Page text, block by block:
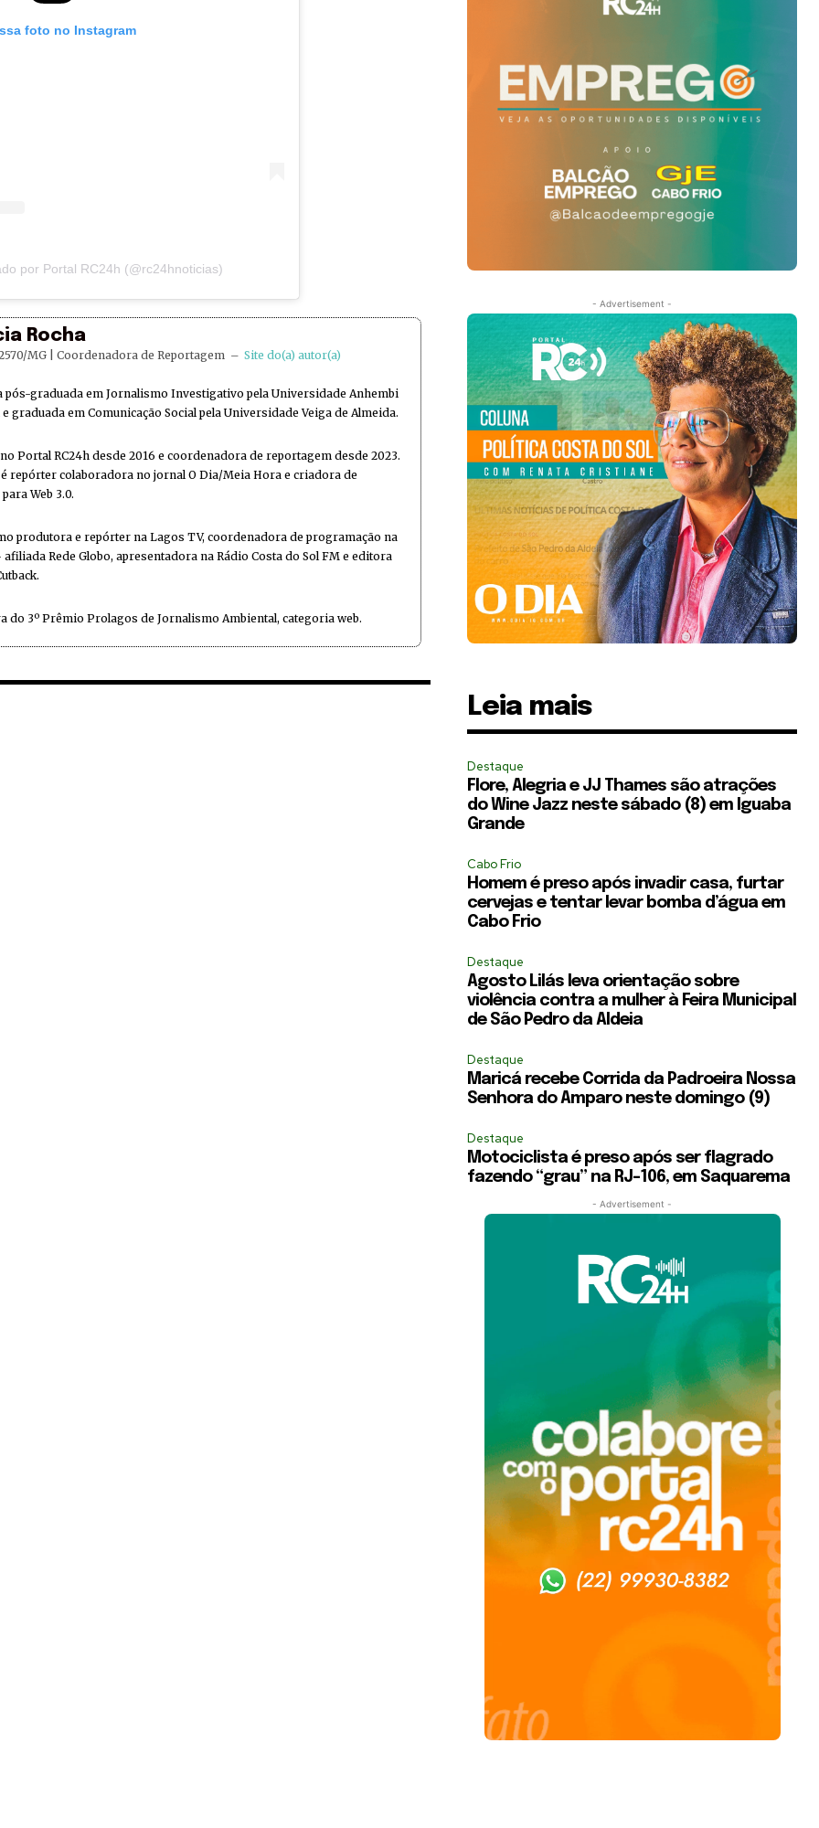
foto no Instagram
por Portal RC24h (@rc24hnoticias)
Rocha
MG | Coordenadora de Reportagem – Site do(a) autor(a)
pós-graduada em Jornalismo Investigativo pela Universidade Anhembi
graduada em Comunicação Social pela Universidade Veiga de Almeida.
Portal RC24h desde 2016 e coordenadora de reportagem desde 2023.
repórter colaboradora no jornal O Dia/Meia Hora e criadora de
Web 3.0.
produtora e repórter na Lagos TV, coordenadora de programação na
Rede Globo, apresentadora na Rádio Costa do Sol FM e editora
do 3º Prêmio Prolagos de Jornalismo Ambiental, categoria web.
- Advertisement -
Leia mais
Destaque
Flore, Alegria e JJ Thames são atrações
do Wine Jazz neste sábado (8) em Iguaba
Grande
Cabo Frio
Homem é preso após invadir casa, furtar
cervejas e tentar levar bomba d’água em
Cabo Frio
Destaque
Agosto Lilás leva orientação sobre
violência contra a mulher à Feira Municipal
de São Pedro da Aldeia
Destaque
Maricá recebe Corrida da Padroeira Nossa
Senhora do Amparo neste domingo (9)
Destaque
Motociclista é preso após ser flagrado
fazendo “grau” na RJ-106, em Saquarema
- Advertisement -